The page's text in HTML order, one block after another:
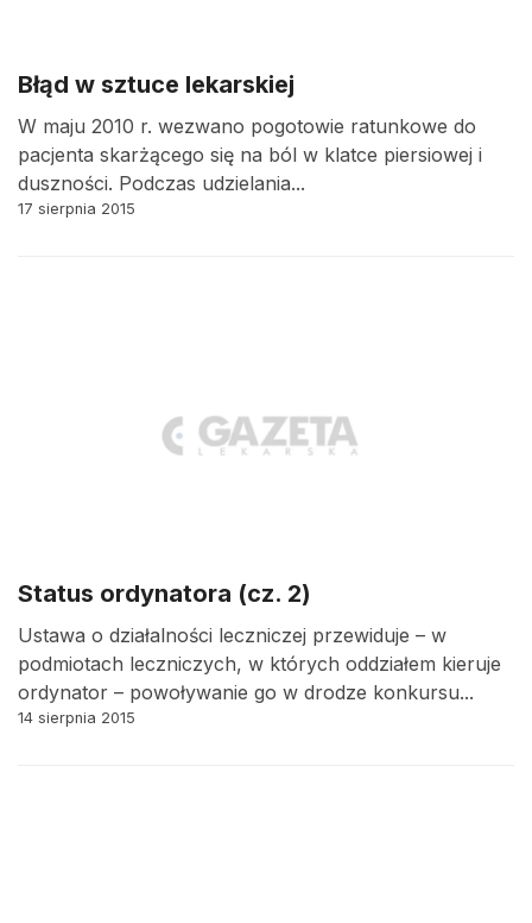
Błąd w sztuce lekarskiej
W maju 2010 r. wezwano pogotowie ratunkowe do
pacjenta skarżącego się na ból w klatce piersiowej i
duszności. Podczas udzielania...
17 sierpnia 2015
Status ordynatora (cz. 2)
Ustawa o działalności leczniczej przewiduje – w
podmiotach leczniczych, w których oddziałem kieruje
ordynator – powoływanie go w drodze konkursu...
14 sierpnia 2015